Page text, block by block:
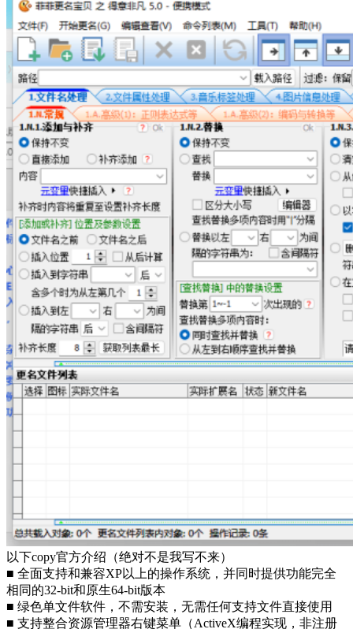
以下copy官方介绍（绝对不是我写不来）
■ 全面支持和兼容XP以上的操作系统，并同时提供功能完全
相同的32-bit和原生64-bit版本
■ 绿色单文件软件，不需安装，无需任何支持文件直接使用
■ 支持整合资源管理器右键菜单（ActiveX编程实现，非注册